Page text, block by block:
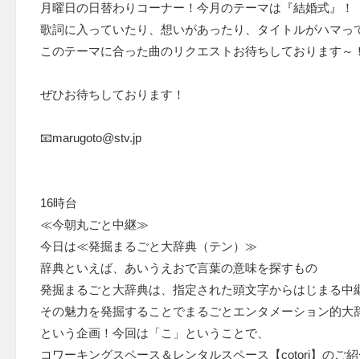
月曜日の日替わりコーナー！今月のテーマは『結婚式』！
歌詞に入っていたり、想いがあったり、タイトルがハマ
このテーマに合った曲のリクエストお待ちしております～
ぜひお待ちしております！
📧marugoto@stv.jp
16時台
≪今朝丸ごと中継≫
今日は≪発掘まるごと大辞典（テン）≫
辞典といえば、あいうえおで言葉の意味を探すもの
発掘まるごと大辞典は、指定された頭文字からはじまる中
その魅力を発掘することでまるごとエンタメーション的大
という企画！今回は「こ」ということで、
コワーキングスペース＆レンタルスペース【cotori】のご